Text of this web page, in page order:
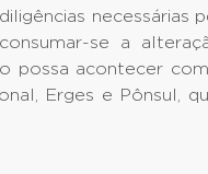
se a
possa acontecer
Erges e Pônsul,